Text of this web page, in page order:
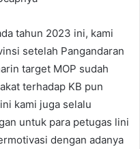
tahun 2023 ini, kami
setelah Pangandaran
target MOP sudah
terhadap KB pun
kami juga selalu
untuk para petugas lini
dengan adanya